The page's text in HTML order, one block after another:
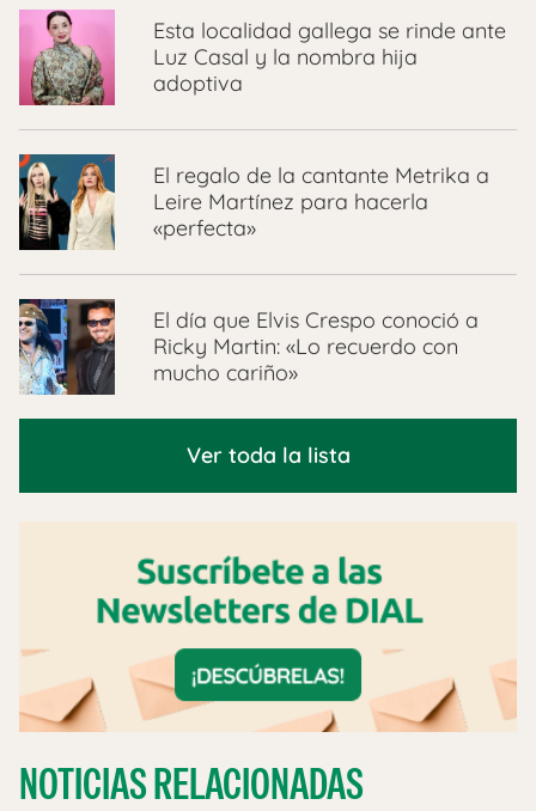
Esta localidad gallega se rinde ante
Luz Casal y la nombra hija
adoptiva
El regalo de la cantante Metrika a
Leire Martínez para hacerla
«perfecta»
El día que Elvis Crespo conoció a
Ricky Martin: «Lo recuerdo con
mucho cariño»
Ver toda la lista
NOTICIAS RELACIONADAS